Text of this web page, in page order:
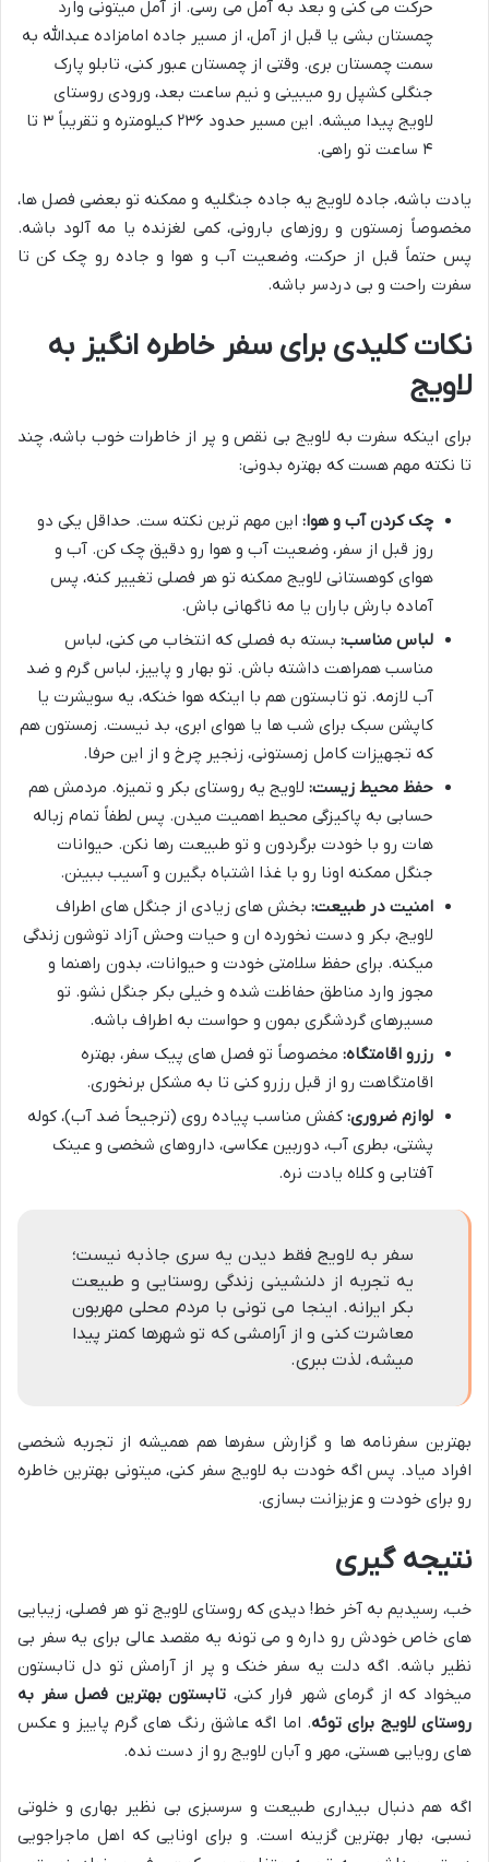
حرکت می کنی و بعد به آمل می رسی. از آمل میتونی وارد
چمستان بشی یا قبل از آمل، از مسیر جاده امامزاده عبدالله به
سمت چمستان بری. وقتی از چمستان عبور کنی، تابلو پارک
جنگلی کشپل رو میبینی و نیم ساعت بعد، ورودی روستای
لاویج پیدا میشه. این مسیر حدود ۲۳۶ کیلومتره و تقریباً ۳ تا
۴ ساعت تو راهی.
یادت باشه، جاده لاویج یه جاده جنگلیه و ممکنه تو بعضی فصل ها،
مخصوصاً زمستون و روزهای بارونی، کمی لغزنده یا مه آلود باشه.
پس حتماً قبل از حرکت، وضعیت آب و هوا و جاده رو چک کن تا
سفرت راحت و بی دردسر باشه.
نکات کلیدی برای سفر خاطره انگیز به
لاویج
برای اینکه سفرت به لاویج بی نقص و پر از خاطرات خوب باشه، چند
تا نکته مهم هست که بهتره بدونی:
چک کردن آب و هوا: این مهم ترین نکته ست. حداقل یکی دو
روز قبل از سفر، وضعیت آب و هوا رو دقیق چک کن. آب و
هوای کوهستانی لاویج ممکنه تو هر فصلی تغییر کنه، پس
آماده بارش باران یا مه ناگهانی باش.
لباس مناسب: بسته به فصلی که انتخاب می کنی، لباس
مناسب همراهت داشته باش. تو بهار و پاییز، لباس گرم و ضد
آب لازمه. تو تابستون هم با اینکه هوا خنکه، یه سویشرت یا
کاپشن سبک برای شب ها یا هوای ابری، بد نیست. زمستون هم
که تجهیزات کامل زمستونی، زنجیر چرخ و از این حرفا.
حفظ محیط زیست: لاویج یه روستای بکر و تمیزه. مردمش هم
حسابی به پاکیزگی محیط اهمیت میدن. پس لطفاً تمام زباله
هات رو با خودت برگردون و تو طبیعت رها نکن. حیوانات
جنگل ممکنه اونا رو با غذا اشتباه بگیرن و آسیب ببینن.
امنیت در طبیعت: بخش های زیادی از جنگل های اطراف
لاویج، بکر و دست نخورده ان و حیات وحش آزاد توشون زندگی
میکنه. برای حفظ سلامتی خودت و حیوانات، بدون راهنما و
مجوز وارد مناطق حفاظت شده و خیلی بکر جنگل نشو. تو
مسیرهای گردشگری بمون و حواست به اطراف باشه.
رزرو اقامتگاه: مخصوصاً تو فصل های پیک سفر، بهتره
اقامتگاهت رو از قبل رزرو کنی تا به مشکل برنخوری.
لوازم ضروری: کفش مناسب پیاده روی (ترجیحاً ضد آب)، کوله
پشتی، بطری آب، دوربین عکاسی، داروهای شخصی و عینک
آفتابی و کلاه یادت نره.
سفر به لاویج فقط دیدن یه سری جاذبه نیست؛
یه تجربه از دلنشینی زندگی روستایی و طبیعت
بکر ایرانه. اینجا می تونی با مردم محلی مهربون
معاشرت کنی و از آرامشی که تو شهرها کمتر پیدا
میشه، لذت ببری.
بهترین سفرنامه ها و گزارش سفرها هم همیشه از تجربه شخصی
افراد میاد. پس اگه خودت به لاویج سفر کنی، میتونی بهترین خاطره
رو برای خودت و عزیزانت بسازی.
نتیجه گیری
خب، رسیدیم به آخر خط! دیدی که روستای لاویج تو هر فصلی، زیبایی
های خاص خودش رو داره و می تونه یه مقصد عالی برای یه سفر بی
نظیر باشه. اگه دلت یه سفر خنک و پر از آرامش تو دل تابستون
میخواد که از گرمای شهر فرار کنی، تابستون بهترین فصل سفر به
روستای لاویج برای توئه. اما اگه عاشق رنگ های گرم پاییز و عکس
های رویایی هستی، مهر و آبان لاویج رو از دست نده.
اگه هم دنبال بیداری طبیعت و سرسبزی بی نظیر بهاری و خلوتی
نسبی، بهار بهترین گزینه است. و برای اونایی که اهل ماجراجویی